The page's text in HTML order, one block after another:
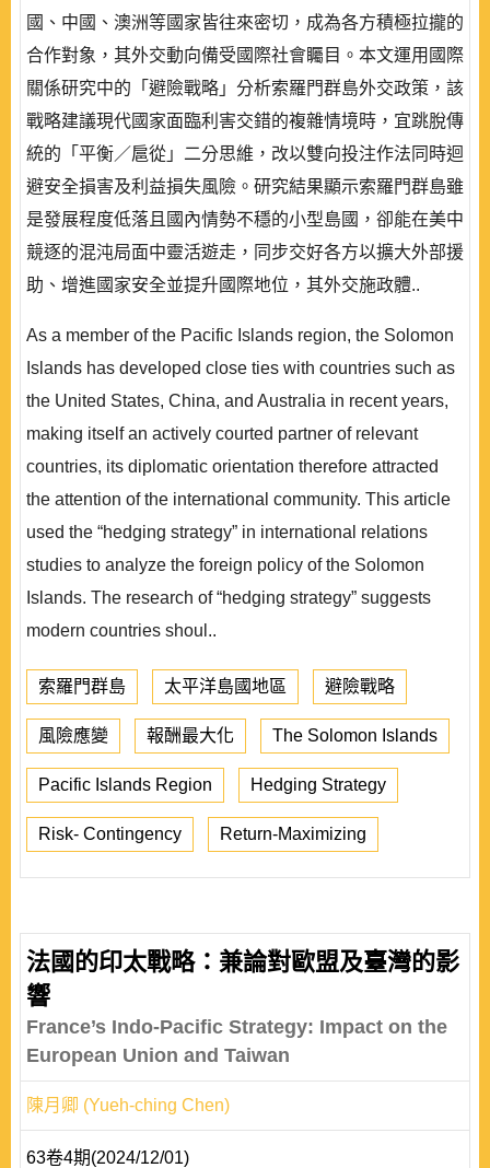
國、中國、澳洲等國家皆往來密切，成為各方積極拉攏的
合作對象，其外交動向備受國際社會矚目。本文運用國際
關係研究中的「避險戰略」分析索羅門群島外交政策，該
戰略建議現代國家面臨利害交錯的複雜情境時，宜跳脫傳
統的「平衡／扈從」二分思維，改以雙向投注作法同時迴
避安全損害及利益損失風險。研究結果顯示索羅門群島雖
是發展程度低落且國內情勢不穩的小型島國，卻能在美中
競逐的混沌局面中靈活遊走，同步交好各方以擴大外部援
助、增進國家安全並提升國際地位，其外交施政體..
As a member of the Pacific Islands region, the Solomon
Islands has developed close ties with countries such as
the United States, China, and Australia in recent years,
making itself an actively courted partner of relevant
countries, its diplomatic orientation therefore attracted
the attention of the international community. This article
used the “hedging strategy” in international relations
studies to analyze the foreign policy of the Solomon
Islands. The research of “hedging strategy” suggests
modern countries shoul..
索羅門群島 太平洋島國地區 避險戰略
風險應變 報酬最大化 The Solomon Islands
Pacific Islands Region Hedging Strategy
Risk- Contingency Return-Maximizing
法國的印太戰略：兼論對歐盟及臺灣的影
響
France’s Indo-Pacific Strategy: Impact on the
European Union and Taiwan
陳月卿 (Yueh-ching Chen)
63卷4期(2024/12/01)